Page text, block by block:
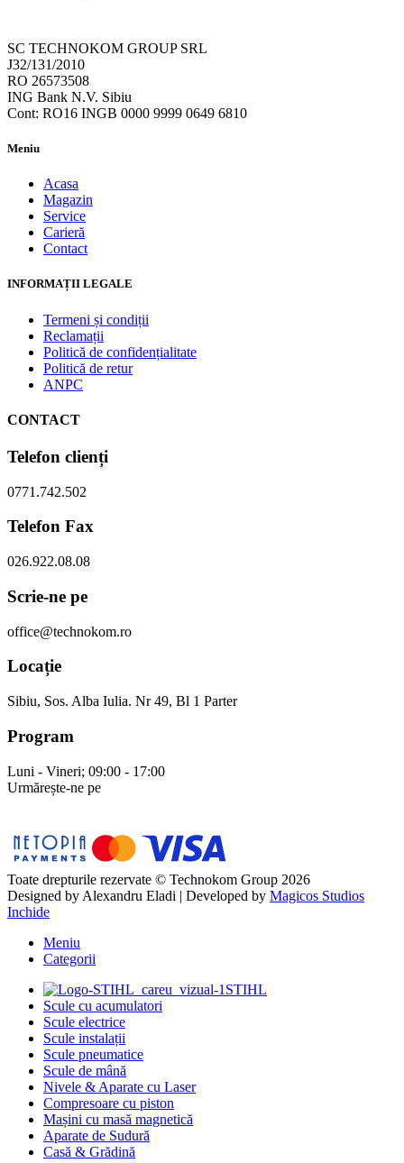
SC TECHNOKOM GROUP SRL
J32/131/2010
RO 26573508
ING Bank N.V. Sibiu
Cont: RO16 INGB 0000 9999 0649 6810
Meniu
Acasa
Magazin
Service
Carieră
Contact
INFORMAȚII LEGALE
Termeni și condiții
Reclamații
Politică de confidențialitate
Politică de retur
ANPC
CONTACT
Telefon clienți
0771.742.502
Telefon Fax
026.922.08.08
Scrie-ne pe
office@technokom.ro
Locație
Sibiu, Sos. Alba Iulia. Nr 49, Bl 1 Parter
Program
Luni - Vineri; 09:00 - 17:00
Urmărește-ne pe
Toate drepturile rezervate © Technokom Group 2026
Designed by Alexandru Eladi | Developed by Magicos Studios
Inchide
Meniu
Categorii
STIHL
Scule cu acumulatori
Scule electrice
Scule instalații
Scule pneumatice
Scule de mână
Nivele & Aparate cu Laser
Compresoare cu piston
Mașini cu masă magnetică
Aparate de Sudură
Casă & Grădină